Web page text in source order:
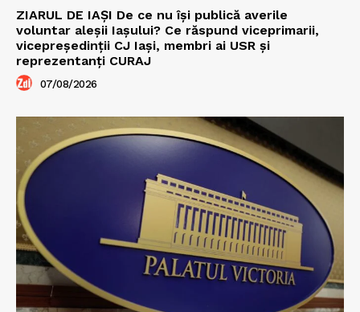
ZIARUL DE IAȘI De ce nu își publică averile
voluntar aleșii Iașului? Ce răspund viceprimarii,
vicepreședinții CJ Iași, membri ai USR și
reprezentanți CURAJ
07/08/2026